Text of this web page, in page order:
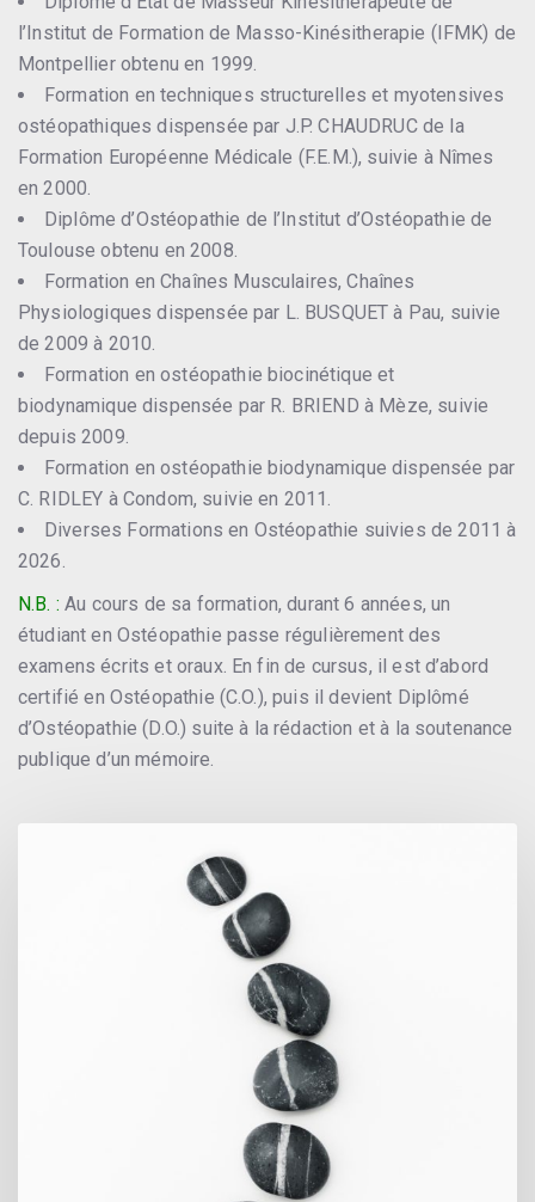
l’Institut de Formation de Masso-Kinésitherapie (IFMK) de
Montpellier obtenu en 1999.
Formation en techniques structurelles et myotensives
ostéopathiques dispensée par J.P. CHAUDRUC de la
Formation Européenne Médicale (F.E.M.), suivie à Nîmes
en 2000.
Diplôme d’Ostéopathie de l’Institut d’Ostéopathie de
Toulouse obtenu en 2008.
Formation en Chaînes Musculaires, Chaînes
Physiologiques dispensée par L. BUSQUET à Pau, suivie
de 2009 à 2010.
Formation en ostéopathie biocinétique et
biodynamique dispensée par R. BRIEND à Mèze, suivie
depuis 2009.
Formation en ostéopathie biodynamique dispensée par
C. RIDLEY à Condom, suivie en 2011.
Diverses Formations en Ostéopathie suivies de 2011 à
2026.
N.B. : Au cours de sa formation, durant 6 années, un
étudiant en Ostéopathie passe régulièrement des
examens écrits et oraux. En fin de cursus, il est d’abord
certifié en Ostéopathie (C.O.), puis il devient Diplômé
d’Ostéopathie (D.O.) suite à la rédaction et à la soutenance
publique d’un mémoire.